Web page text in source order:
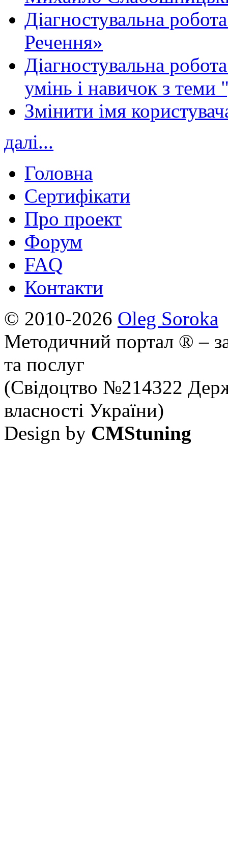
Діагностувальна
Речення»
Діагностувальна
умінь і навичок з теми
Змінити імя
далі...
Головна
Сертифікати
Про проект
Форум
FAQ
Контакти
© 2010-2026 Oleg Soroka
Методичний портал ® –
та послуг
(Свідоцтво №214322
власності України)
Design by CMStuning